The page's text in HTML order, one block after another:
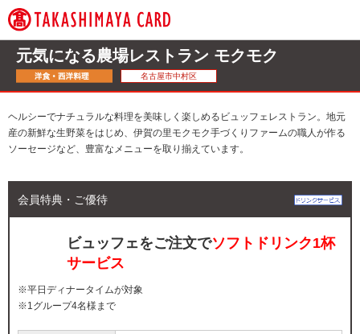
元気になる農場レストラン モクモク
名古屋市中村区
ヘルシーでナチュラルな料理を美味しく楽しめるビュッフェレストラン。地元
産の新鮮な生野菜をはじめ、伊賀の里モクモク手づくりファームの職人が作る
ソーセージなど、豊富なメニューを取り揃えています。
会員特典・ご優待
ビュッフェをご注文でソフトドリンク1杯
サービス
※平日ディナータイムが対象
※1グループ4名様まで